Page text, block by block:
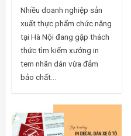
Nhiều doanh nghiệp sản
xuất thực phẩm chức năng
tại Hà Nội đang gặp thách
thức tìm kiếm xưởng in
tem nhãn dán vừa đảm
bảo chất...